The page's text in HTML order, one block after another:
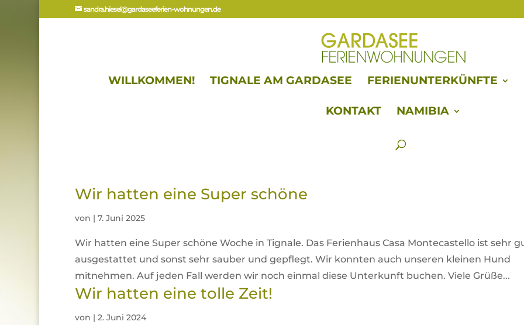
sandra.hiesel@gardaseeferien-wohnungen.de
WILLKOMMEN! TIGNALE AM GARDASEE FERIENUNTERKÜNFTE
KONTAKT NAMIBIA
Wir hatten eine Super schöne
von | 7. Juni 2025
Wir hatten eine Super schöne Woche in Tignale. Das Ferienhaus Casa Montecastello ist sehr
ausgestattet und sonst sehr sauber und gepflegt. Wir konnten auch unseren kleinen Hund
mitnehmen. Auf jeden Fall werden wir noch einmal diese Unterkunft buchen. Viele Grüße...
Wir hatten eine tolle Zeit!
von | 2. Juni 2024